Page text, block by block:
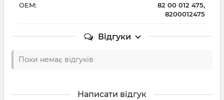
OEM:
82 00 012 475,
8200012475
Відгуки
Поки немає відгуків
Написати відгук